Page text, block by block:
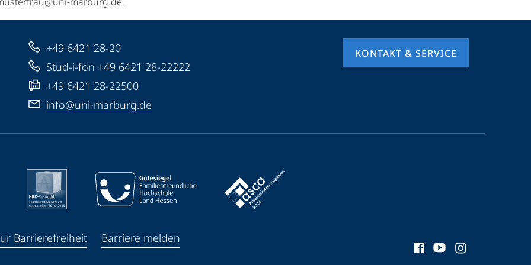
+49 6421 28-20
Stud-i-fon +49 6421 28-22222
+49 6421 28-22500
info@uni-marburg.de
KONTAKT & SERVICE
Barrierefreiheit
Barriere melden